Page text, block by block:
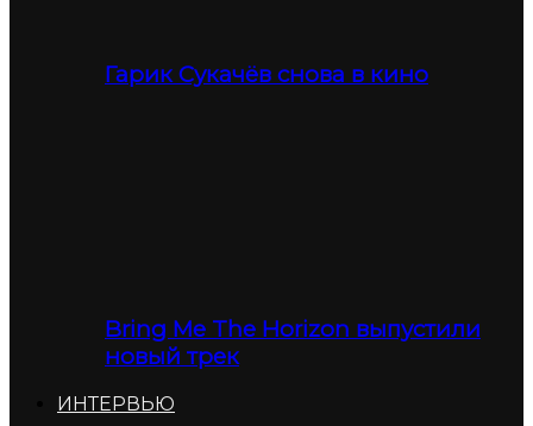
Гарик Сукачёв снова в кино
Bring Me The Horizon выпустили
новый трек
ИНТЕРВЬЮ